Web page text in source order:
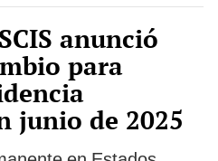
anunció
para
junio de 2025